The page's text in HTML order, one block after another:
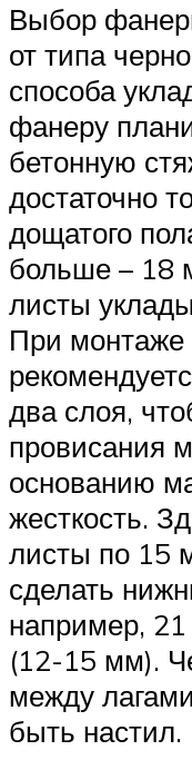
Выбор
от типа
способа
фанеру
бетонную
достаточно
дощатого
больше – 18
листы
При монтаже
два слоя,
провисания
основанию
жесткость.
листы по 15
сделать
например,
(12-15 мм).
между
быть настил.